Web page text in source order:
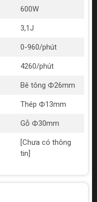
600W
3,1J
0-960/phút
4260/phút
Bê tông Ф26mm
Thép Ф13mm
Gỗ Ф30mm
[Chưa có thông
tin]